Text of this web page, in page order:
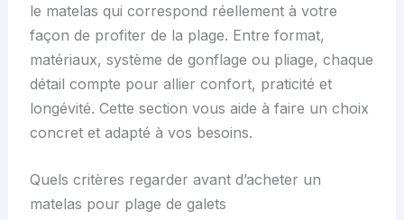
le matelas qui correspond réellement à votre
façon de profiter de la plage. Entre format,
matériaux, système de gonflage ou pliage, chaque
détail compte pour allier confort, praticité et
longévité. Cette section vous aide à faire un choix
concret et adapté à vos besoins.
Quels critères regarder avant d’acheter un
matelas pour plage de galets